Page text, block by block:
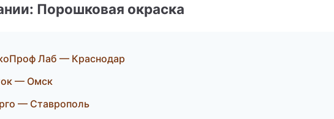
Порошковая окраска
Лаб — Краснодар
— Омск
— Ставрополь